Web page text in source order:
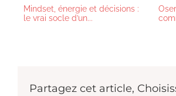
Mindset, énergie et décisions :
le vrai socle d’un...
Partagez cet article,